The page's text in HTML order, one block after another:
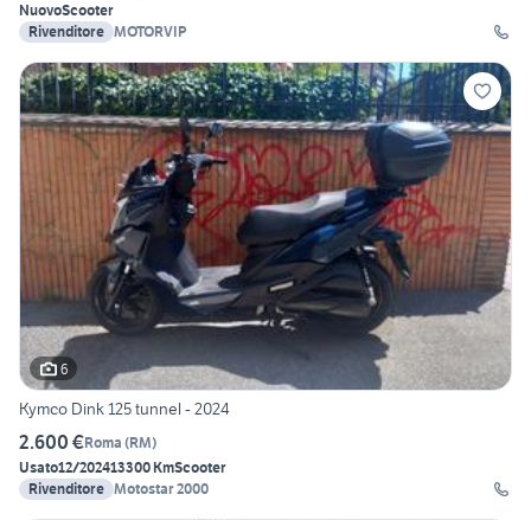
NuovoScooter
Rivenditore MOTORVIP
6
Kymco Dink 125 tunnel - 2024
2.600 €Roma (RM)
Usato12/202413300 KmScooter
Rivenditore Motostar 2000